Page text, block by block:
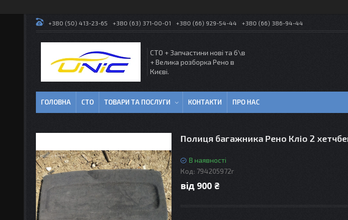
+380 (50) 413-23-65 +380 (63) 371-00-01 +380 (66) 929-54-44 +380 (66) 386-94-44
СТО + Запчастини нові та б\в
+ Велика розборка Рено в
Києві.
ГОЛОВНА СТО ТОВАРИ ТА ПОСЛУГИ КОНТАКТИ ПРО НАС
Полиця багажника Рено Кліо 2
В наявності
Код: 794205972r
від 900 ₴